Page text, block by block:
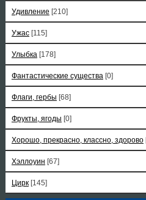
Удивление [210]
Ужас [115]
Улыбка [178]
Фантастические существа [0]
Флаги, гербы [68]
Фрукты, ягоды [0]
Хорошо, прекрасно, классно, здорово
Хэллоуин [67]
Цирк [145]